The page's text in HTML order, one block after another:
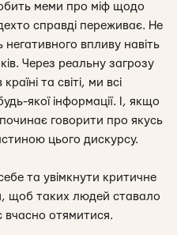
меми про міф щодо
справді переживає. Не
впливу навіть
Через реальну загрозу
та світі, ми всі
якої інформації. І, якщо
говорити про якусь
цього дискурсу.
та увімкнути критичне
щоб таких людей ставало
вчасно отямитися.